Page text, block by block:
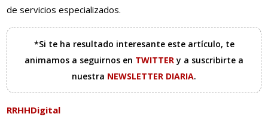
de servicios especializados.
*Si te ha resultado interesante este artículo, te
animamos a seguirnos en TWITTERy a suscribirte a
nuestra NEWSLETTER DIARIA.
RRHHDigital